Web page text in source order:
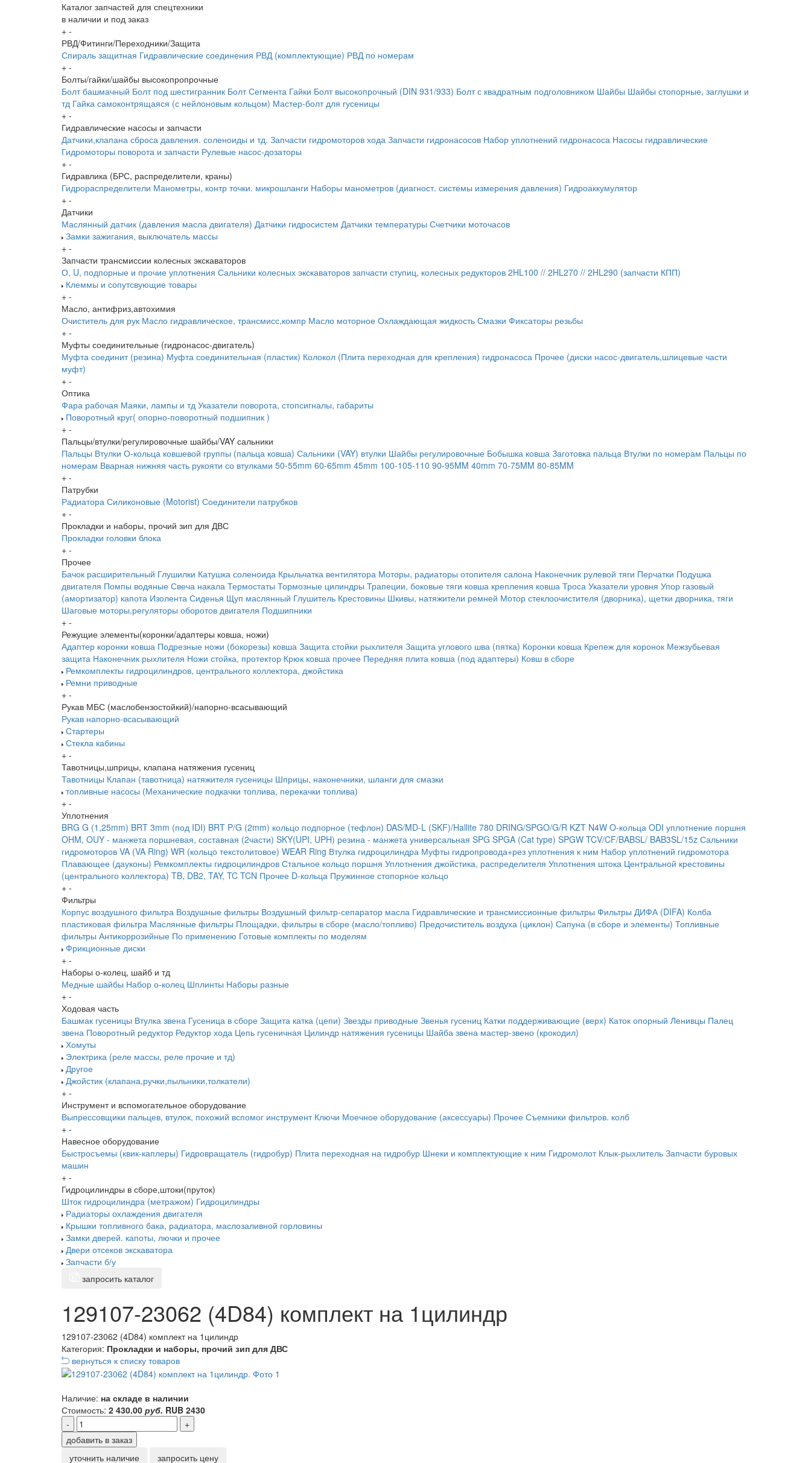
Каталог запчастей для спецтехники
в наличии и под заказ
+ -
РВД/Фитинги/Переходники/Защита
Спираль защитная Гидравлические соединения РВД (комплектующие) РВД по номерам
+ -
Болты/гайки/шайбы высокопропрочные
Болт башмачный Болт под шестигранник Болт Сегмента Гайки Болт высокопрочный (DIN 931/933) Болт с квадратным подголовником Шайбы Шайбы стопорные, заглушки и
тд Гайка самоконтрящаяся (с нейлоновым кольцом) Мастер-болт для гусеницы
+ -
Гидравлические насосы и запчасти
Датчики,клапана сброса давления. соленоиды и тд. Запчасти гидромоторов хода Запчасти гидронасосов Набор уплотнений гидронасоса Насосы гидравлические
Гидромоторы поворота и запчасти Рулевые насос-дозаторы
+ -
Гидравлика (БРС, распределители, краны)
Гидрораспределители Манометры, контр точки. микрошланги Наборы манометров (диагност. системы измерения давления) Гидроаккумулятор
+ -
Датчики
Маслянный датчик (давления масла двигателя) Датчики гидросистем Датчики температуры Счетчики моточасов
Замки зажигания, выключатель массы
+ -
Запчасти трансмиссии колесных экскаваторов
О, U, подпорные и прочие уплотнения Сальники колесных экскаваторов запчасти ступиц, колесных редукторов 2HL100 // 2HL270 // 2HL290 (запчасти КПП)
Клеммы и сопутсвующие товары
+ -
Масло, антифриз,автохимия
Очиститель для рук Масло гидравлическое, трансмисс,компр Масло моторное Охлаждающая жидкость Смазки Фиксаторы резьбы
+ -
Муфты соединительные (гидронасос-двигатель)
Муфта соединит (резина) Муфта соединительная (пластик) Колокол (Плита переходная для крепления) гидронасоса Прочее (диски насос-двигатель,шлицевые части
муфт)
+ -
Оптика
Фара рабочая Маяки, лампы и тд Указатели поворота, стопсигналы, габариты
Поворотный круг( опорно-поворотный подшипник )
+ -
Пальцы/втулки/регулировочные шайбы/VAY сальники
Пальцы Втулки О-кольца ковшевой группы (пальца ковша) Сальники (VAY) втулки Шайбы регулировочные Бобышка ковша Заготовка пальца Втулки по номерам Пальцы по
номерам Вварная нижняя часть рукояти со втулками 50-55mm 60-65mm 45mm 100-105-110 90-95MM 40mm 70-75MM 80-85MM
+ -
Патрубки
Радиатора Силиконовые (Motorist) Соединители патрубков
+ -
Прокладки и наборы, прочий зип для ДВС
Прокладки головки блока
+ -
Прочее
Бачок расширительный Глушилки Катушка соленоида Крыльчатка вентилятора Моторы, радиаторы отопителя салона Наконечник рулевой тяги Перчатки Подушка
двигателя Помпы водяные Свеча накала Термостаты Тормозные цилиндры Трапеции, боковые тяги ковша крепления ковша Троса Указатели уровня Упор газовый
(амортизатор) капота Изолента Сиденья Щуп маслянный Глушитель Крестовины Шкивы, натяжители ремней Мотор стеклоочистителя (дворника), щетки дворника, тяги
Шаговые моторы,регуляторы оборотов двигателя Подшипники
+ -
Режущие элементы(коронки/адаптеры ковша, ножи)
Адаптер коронки ковша Подрезные ножи (бокорезы) ковша Защита стойки рыхлителя Защита углового шва (пятка) Коронки ковша Крепеж для коронок Межзубьевая
защита Наконечник рыхлителя Ножи стойка, протектор Крюк ковша прочее Передняя плита ковша (под адаптеры) Ковш в сборе
Ремкомплекты гидроцилиндров, центрального коллектора, джойстика
Ремни приводные
+ -
Рукав МБС (маслобензостойкий)/напорно-всасывающий
Рукав напорно-всасывающий
Стартеры
Стекла кабины
+ -
Тавотницы,шприцы, клапана натяжения гусениц
Тавотницы Клапан (тавотница) натяжителя гусеницы Шприцы, наконечники, шланги для смазки
топливные насосы (Механические подкачки топлива, перекачки топлива)
+ -
Уплотнения
BRG G (1,25mm) BRT 3mm (под IDI) BRT P/G (2mm) кольцо подпорное (тефлон) DAS/MD-L (SKF)/Hallite 780 DRING/SPGO/G/R KZT N4W O-кольца ODI уплотнение поршня
OHM, OUY - манжета поршневая, составная (2части) SKY(UPI, UPH) резина - манжета универсальная SPG SPGA (Cat type) SPGW TCV/CF/BABSL/ BAB3SL/15z Сальники
гидромоторов VA (VA Ring) WR (кольцо текстолитовое) WEAR Ring Втулка гидроцилиндра Муфты гидропровода+рез уплотнения к ним Набор уплотнений гидромотора
Плавающее (дауконы) Ремкомплекты гидроцилиндров Стальное кольцо поршня Уплотнения джойстика, распределителя Уплотнения штока Центральной крестовины
(центрального коллектора) TB, DB2, TAY, TC TCN Прочее D-кольца Пружинное стопорное кольцо
+ -
Фильтры
Корпус воздушного фильтра Воздушные фильтры Воздушный фильтр-сепаратор масла Гидравлические и трансмиссионные фильтры Фильтры ДИФА (DIFA) Колба
пластиковая фильтра Маслянные фильтры Площадки, фильтры в сборе (масло/топливо) Предочиститель воздуха (циклон) Сапуна (в сборе и элементы) Топливные
фильтры Антикоррозийные По применению Готовые комплекты по моделям
Фрикционные диски
+ -
Наборы о-колец, шайб и тд
Медные шайбы Набор о-колец Шплинты Наборы разные
+ -
Ходовая часть
Башмак гусеницы Втулка звена Гусеница в сборе Защита катка (цепи) Звезды приводные Звенья гусениц Катки поддерживающие (верх) Каток опорный Ленивцы Палец
звена Поворотный редуктор Редуктор хода Цепь гусеничная Цилиндр натяжения гусеницы Шайба звена мастер-звено (крокодил)
Хомуты
Электрика (реле массы, реле прочие и тд)
Другое
Джойстик (клапана,ручки,пыльники,толкатели)
+ -
Инструмент и вспомогательное оборудование
Выпрессовщики пальцев, втулок, похожий вспомог инструмент Ключи Моечное оборудование (аксессуары) Прочее Съемники фильтров. колб
+ -
Навесное оборудование
Быстросъемы (квик-каплеры) Гидровращатель (гидробур) Плита переходная на гидробур Шнеки и комплектующие к ним Гидромолот Клык-рыхлитель Запчасти буровых
машин
+ -
Гидроцилиндры в сборе,штоки(пруток)
Шток гидроцилиндра (метражом) Гидроцилиндры
Радиаторы охлаждения двигателя
Крышки топливного бака, радиатора, маслозаливной горловины
Замки дверей. капоты, лючки и прочее
Двери отсеков экскаватора
Запчасти б/у
запросить каталог
129107-23062 (4D84) комплект на 1цилиндр
129107-23062 (4D84) комплект на 1цилиндр
Категория: Прокладки и наборы, прочий зип для ДВС
вернуться к списку товаров
Наличие: на складе в наличии
Стоимость: 2 430.00 руб. RUB 2430
-
+
добавить в заказ
уточнить наличие
запросить цену